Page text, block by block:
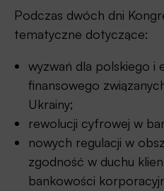
Podczas dwóch dni
tematyczne dotyczące:
wyzwań dla polskiego i
finansowego
Ukrainy;
rewolucji cyfrowej w
nowych regulacji w
zgodność w duchu
bankowości